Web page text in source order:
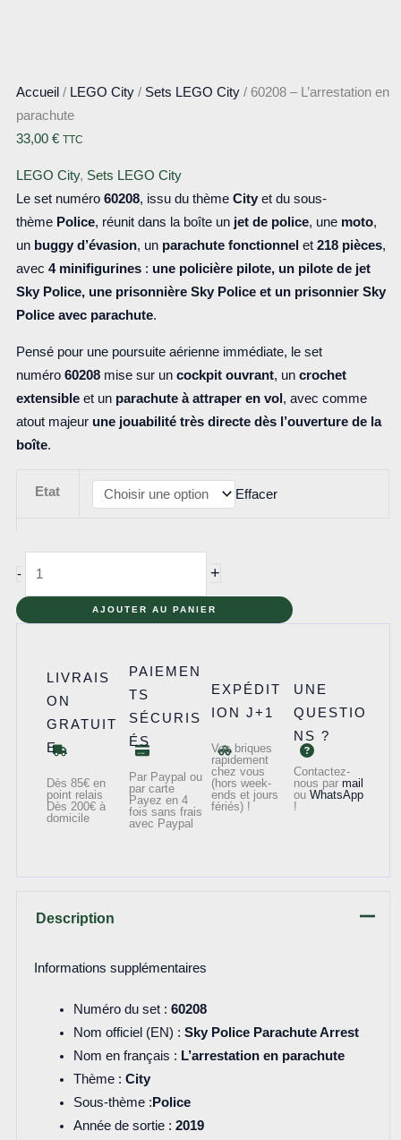
Accueil/ LEGO City/ Sets LEGO City/ 60208 – L’arrestation en
parachute
33,00 € TTC
LEGO City, Sets LEGO City
Le set numéro 60208, issu du thème City et du sous-
thème Police, réunit dans la boîte un jet de police, une moto,
un buggy d’évasion, un parachute fonctionnel et 218 pièces,
avec 4 minifigurines: une policière pilote, un pilote de jet
Sky Police, une prisonnière Sky Police et un prisonnier Sky
Police avec parachute.
Pensé pour une poursuite aérienne immédiate, le set
numéro 60208mise sur un cockpit ouvrant, un crochet
extensibleet un parachute à attraper en vol , avec comme
atout majeur une jouabilité très directe dès l’ouverture de la
boîte.
Etat Effacer
-
parachute
+
AJOUTER AU PANIER
LIVRAIS
ON
GRATUIT
E
Dès 85€ en
point relais
Dès 200€ à
domicile
PAIEMEN
TS
SÉCURIS
ÉS
Par Paypal ou
par carte
Payez en 4
fois sans frais
avec Paypal
EXPÉDIT
ION J+1
Vos briques
rapidement
chez vous
(hors week-
ends et jours
fériés) !
UNE
QUESTIO
NS ?
Contactez-
nous par mail
ou WhatsApp
!
Description
Informations supplémentaires
Numéro du set : 60208
Nom officiel (EN) : Sky Police Parachute Arrest
Nom en français : L’arrestation en parachute
Thème : City
Sous-thème : Police
Année de sortie : 2019